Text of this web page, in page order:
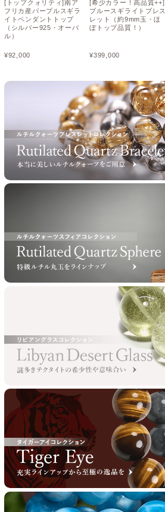
[トップクォリティ]南ア
フリカ産パープルスギラ
イトペンダントトップ
（シルバー925・オーバ
ル）
¥92,000
[希少カラー！高品質++]
ブルースギライトブレス
レット（約9mm玉・ほ
ぼトップ品質！）
¥399,000